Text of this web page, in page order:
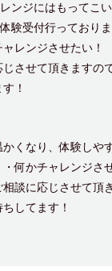
ンジにはもってこ
験受付行っており
レンジさせたい！
させて頂きますの
！
くなり、体験しや
何かチャレンジさ
談に応じさせて頂
してます！